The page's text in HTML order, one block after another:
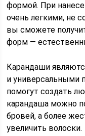
формой. При
очень легкими, не
вы сможете
форм —
Карандаши
и универсальными
помогут создать
карандаша можно
бровей, а более
увеличить волоски.